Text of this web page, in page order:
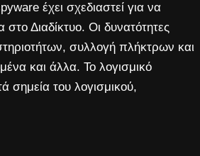
έχει σχεδιαστεί για να
Διαδίκτυο. Οι δυνατότητες
συλλογή πλήκτρων και
και άλλα. Το λογισμικό
σημεία του λογισμικού,